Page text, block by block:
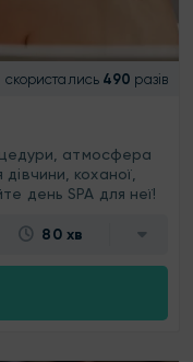
скористались 490 разів
атмосфера
коханої,
день SPA для неї!
80 хв